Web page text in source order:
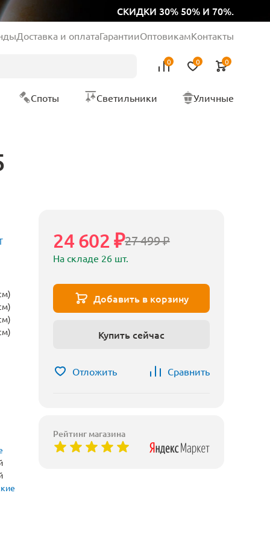
СКИДКИ 30% 50% И 70%.
Доставка и оплатаГарантииОптовикамКонтакты
0 0 0
Споты Светильники Уличные
27 499 ₽
24 602 ₽
На складе 26 шт.
Добавить в корзину
Купить сейчас
Отложить Сравнить
Рейтинг магазина